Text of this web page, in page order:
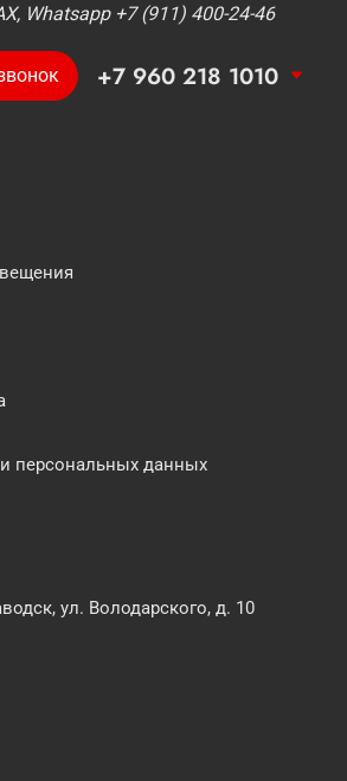
Whatsapp +7 (911) 400-24-46
+7 960 218 1010
персональных данных
ул. Володарского, д. 10